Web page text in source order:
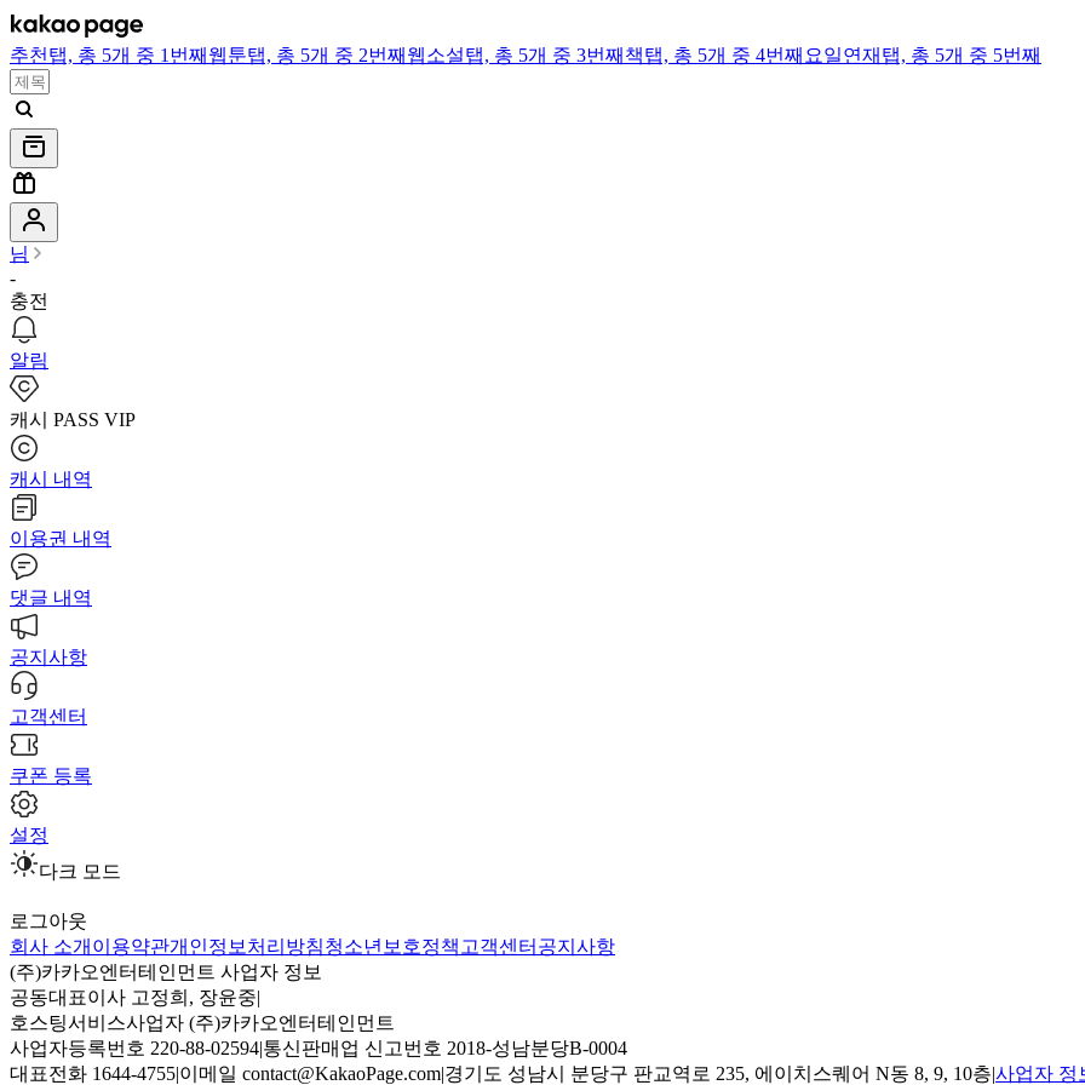
추천 탭, 총 5개 중 1번째 웹툰탭, 총 5개 중 2번째 웹소설탭, 총 5개 중 3번째 책탭, 총 5개 중 4번째 요일연재 탭, 총 5개 중 5번째
님
-
충전
알림
캐시 PASS VIP
캐시 내역
이용권 내역
댓글 내역
공지사항
고객센터
쿠폰 등록
설정
다크 모드
로그아웃
회사 소개 이용약관개인정보처리방침청소년보호정책 고객센터 공지사항
(주)카카오엔터테인먼트 사업자 정보
공동대표이사 고정희, 장윤중|
호스팅서비스사업자 (주)카카오엔터테인먼트
사업자등록번호 220-88-02594|통신판매업 신고번호 2018-성남분당B-0004
대표전화 1644-4755|이메일 contact@KakaoPage.com|경기도 성남시 분당구 판교역로 235, 에이치스퀘어 N동 8, 9, 10층|사업자 정